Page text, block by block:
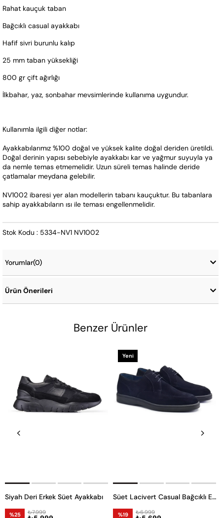
Rahat kauçuk taban
Bağcıklı casual ayakkabı
Hafif sivri burunlu kalıp
25 mm taban yüksekliği
800 gr çift ağırlığı
İlkbahar, yaz, sonbahar mevsimlerinde kullanıma uygundur.
Kullanımla ilgili diğer notlar:
Ayakkabılarımız %100 doğal ve yüksek kalite doğal deriden üretildi.
Doğal derinin yapısı sebebiyle ayakkabı kar ve yağmur suyuyla ya
da nemle temas etmemelidir. Uzun süreli temas halinde deride
çatlamalar meydana gelebilir.
NV1002 ibaresi yer alan modellerin tabanı kauçuktur. Bu tabanlara
sahip ayakkabıların ısı ile teması engellenmelidir.
Stok Kodu : 5334-NV1 NV1002
Yorumlar(0)
Ürün Önerileri
Benzer Ürünler
Siyah Deri Erkek Süet Ayakkabı
%25 ₺7.999
Süet Lacivert Casual Bağcıklı Erkek Ayakkabı -53341-
%19 ₺6.999
Yeni